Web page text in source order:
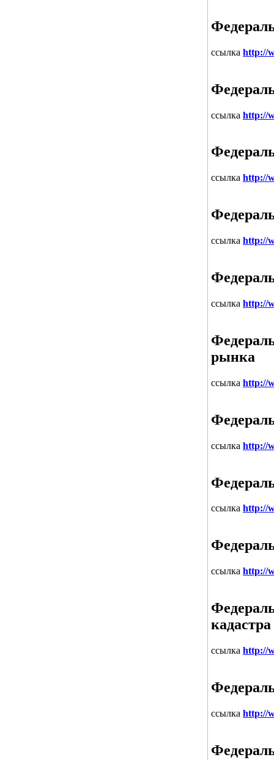
ссылка http://
ссылка http://
ссылка http://
ссылка http://
ссылка http://
рынка
ссылка http://
ссылка http://
ссылка http://
ссылка http://
ссылка http://
ссылка http://